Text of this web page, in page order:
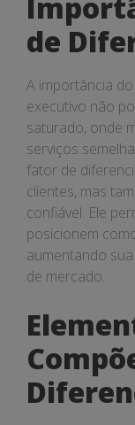
de
A importância
executivo não
saturado, onde
serviços
fator de
clientes, mas
confiável. Ele
posicionem
aumentando
de mercado.